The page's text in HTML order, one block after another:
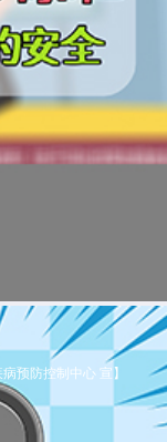
预防控制中心 宣】